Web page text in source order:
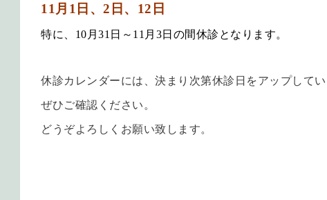
11月1日、2日、12日
特に、10月31日～11月3日の間休診となります。
休診カレンダーには、決まり次第休診日をアップして
ぜひご確認ください。
どうぞよろしくお願い致します。